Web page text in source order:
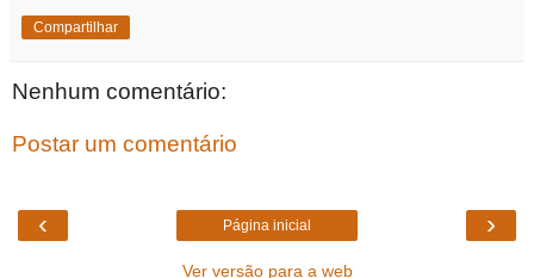
Compartilhar
Nenhum comentário:
Postar um comentário
‹ ›
Página inicial
Ver versão para a web